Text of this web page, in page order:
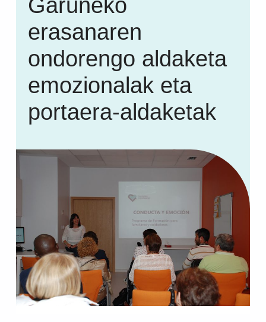
Garuneko
erasanaren
ondorengo aldaketa
emozionalak eta
portaera-aldaketak